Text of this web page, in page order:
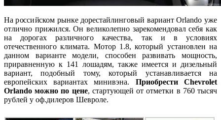
На российском рынке дорестайлинговый вариант Orlando уже
отлично прижился. Он великолепно зарекомендовал себя как
на дорогах различного качества, так и в условиях
отечественного климата. Мотор 1.8, который установлен на
данном варианте модели, способен развивать мощность,
приравненную к 141 лошадям, также имеется и дизельный
вариант, подобный тому, который устанавливается на
европейских вариантах минивэна. Приобрести Chevrolet
Orlando можно по цене, стартующей от отметки в 760 тысяч
рублей у оф.дилеров Шевроле.